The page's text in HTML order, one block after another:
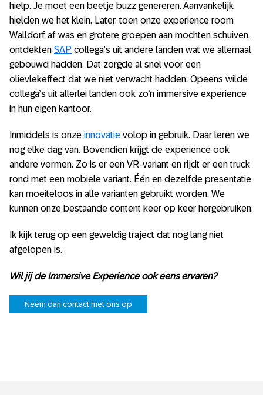
hielp. Je moet een beetje buzz genereren. Aanvankelijk
hielden we het klein. Later, toen onze experience room
Walldorf af was en grotere groepen aan mochten schuiven,
ontdekten SAP collega’s uit andere landen wat we allemaal
gebouwd hadden. Dat zorgde al snel voor een
olievlekeffect dat we niet verwacht hadden. Opeens wilde
collega’s uit allerlei landen ook zo’n immersive experience
in hun eigen kantoor.
Inmiddels is onze innovatie volop in gebruik. Daar leren we
nog elke dag van. Bovendien krijgt de experience ook
andere vormen. Zo is er een VR-variant en rijdt er een truck
rond met een mobiele variant. Één en dezelfde presentatie
kan moeiteloos in alle varianten gebruikt worden. We
kunnen onze bestaande content keer op keer hergebruiken.
Ik kijk terug op een geweldig traject dat nog lang niet
afgelopen is.
Wil jij de Immersive Experience ook eens ervaren?
Neem dan contact met ons op